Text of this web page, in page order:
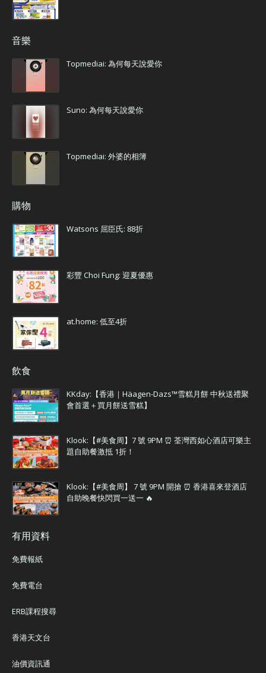
音樂
Topmediai: 為何每天說愛你
Suno: 為何每天說愛你
Topmediai: 外婆的相簿
購物
Watsons 屈臣氏: 88折
彩豐 Choi Fung: 迎夏優惠
at.home: 低至4折
飲食
KKday:【香港｜Häagen-Dazs™雪糕月餅 中秋送禮聚
會首選＋買月餅送雪糕】
Klook:【#美食周】7 號 9PM ⏰ 荃灣西如心酒店可樂主
題自助餐激抵 1折！
Klook:【#美食周】 7 號 9PM 開搶 ⏰ 香港喜來登酒店
自助晚餐快閃買一送一 🔥
有用資料
免費報紙
免費電台
ERB課程搜尋
香港天文台
油價資訊通